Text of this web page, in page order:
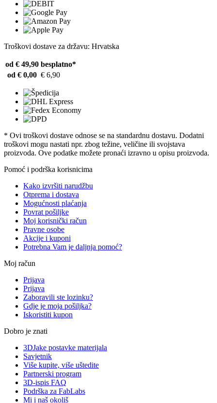
Troškovi dostave za državu: Hrvatska
od € 49,90 besplatno*
od € 0,00 € 6,90
* Ovi troškovi dostave odnose se na standardnu ​​dostavu. Dodatni
troškovi mogu nastati npr. zbog težine, veličine ili svojstava
proizvoda. Ove podatke možete pronaći izravno u opisu proizvoda.
Pomoć i podrška korisnicima
Kako izvršiti narudžbu
Otprema i dostava
Mogućnosti plaćanja
Povrat pošiljke
Moj korisnički račun
Pravne osobe
Akcije i kuponi
Potrebna Vam je daljnja pomoć?
Moj račun
Prijava
Prijava
Zaboravili ste lozinku?
Gdje je moja pošiljka?
Iskoristiti kupon
Dobro je znati
3DJake postavke materijala
Savjetnik
Više kupite, više uštedite
Partnerski program
3D-ispis FAQ
Podrška za FabLabs
Mi i naš okoliš